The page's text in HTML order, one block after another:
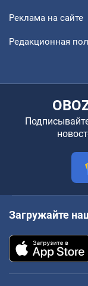
Реклама на сайте
Редакционная
Загружайте